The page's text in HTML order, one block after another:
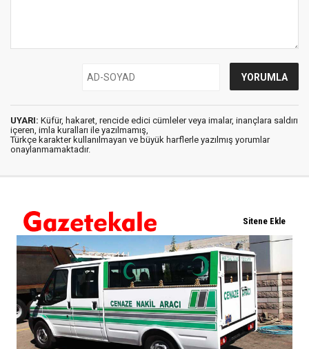
UYARI: Küfür, hakaret, rencide edici cümleler veya imalar, inançlara saldırı
içeren, imla kuralları ile yazılmamış,
Türkçe karakter kullanılmayan ve büyük harflerle yazılmış yorumlar
onaylanmamaktadır.